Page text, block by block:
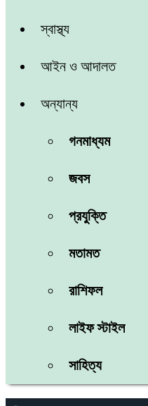
স্বাস্থ্য
আইন ও আদালত
অন্যান্য
গনমাধ্যম
জবস
প্রযুক্তি
মতামত
রাশিফল
লাইফ স্টাইল
সাহিত্য